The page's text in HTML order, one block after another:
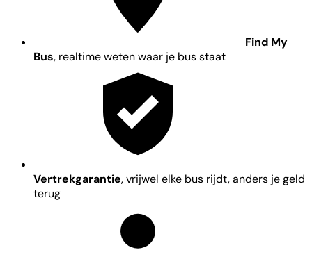
Find My
Bus, realtime weten waar je bus staat
Vertrekgarantie, vrijwel elke bus rijdt, anders je geld
terug